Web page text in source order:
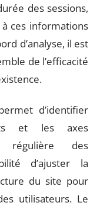
des sessions,
ces informations
d’analyse, il est
de l’efficacité
d’identifier
et les axes
régulière des
d’ajuster la
du site pour
utilisateurs. Le